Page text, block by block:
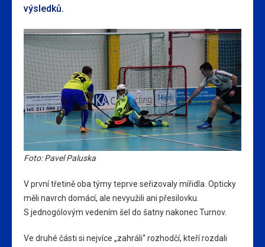
výsledků.
Foto: Pavel Paluska
V první třetině oba týmy teprve seřizovaly mířidla. Opticky
měli navrch domácí, ale nevyužili ani přesilovku.
S jednogólovým vedením šel do šatny nakonec Turnov.
Ve druhé části si nejvíce „zahráli“ rozhodčí, kteří rozdali